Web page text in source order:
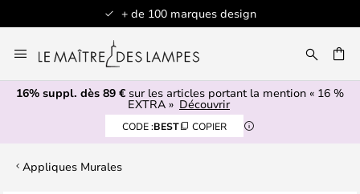
+ de 100 marques design
au
contenu
16% suppl. dès 89 € sur les articles portant la mention « 16 %
EXTRA » Découvrir
CODE :BEST COPIER
Appliques Murales